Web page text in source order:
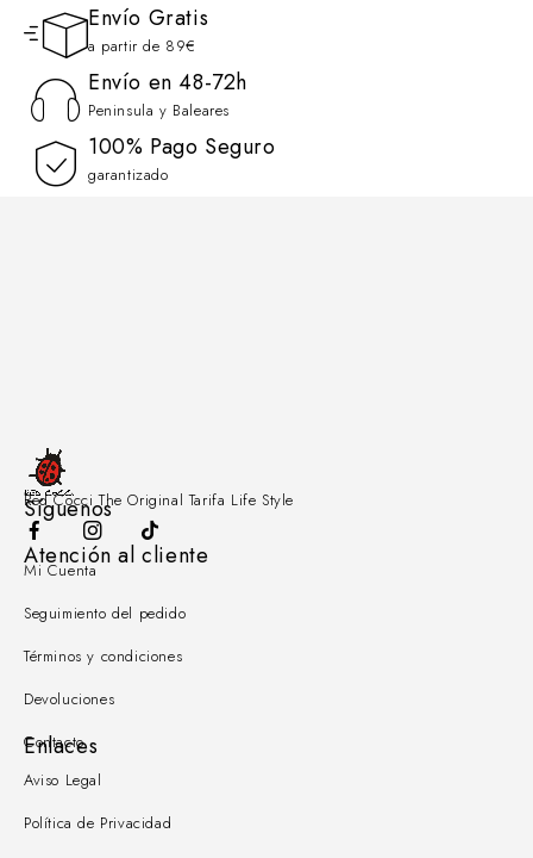
Envío Gratis
a partir de 89€
Envío en 48-72h
Peninsula y Baleares
100% Pago Seguro
garantizado
Red Cocci The Original Tarifa Life Style
Síguenos
Atención al cliente
Mi Cuenta
Seguimiento del pedido
Términos y condiciones
Devoluciones
Contacto
Enlaces
Aviso Legal
Política de Privacidad